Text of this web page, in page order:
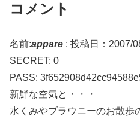
コメント
名前:appare : 投稿日：2007/
SECRET: 0
PASS:
新鮮な空気と・・・
水くみやブラウニーのお散歩